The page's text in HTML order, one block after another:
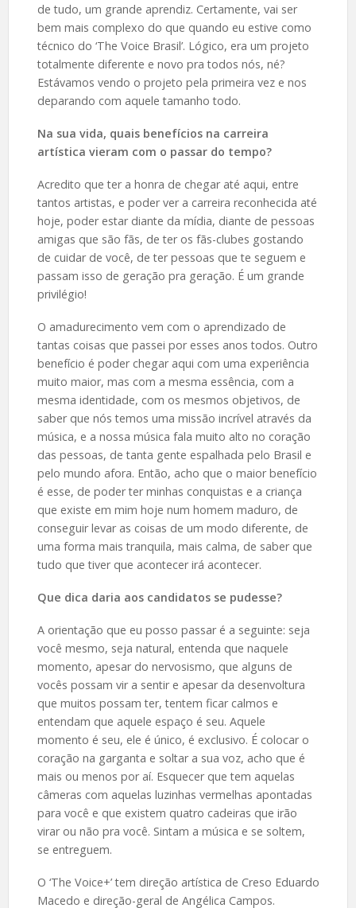
de tudo, um grande aprendiz. Certamente, vai ser
bem mais complexo do que quando eu estive como
técnico do ‘The Voice Brasil’. Lógico, era um projeto
totalmente diferente e novo pra todos nós, né?
Estávamos vendo o projeto pela primeira vez e nos
deparando com aquele tamanho todo.
Na sua vida, quais benefícios na carreira
artística vieram com o passar do tempo?
Acredito que ter a honra de chegar até aqui, entre
tantos artistas, e poder ver a carreira reconhecida até
hoje, poder estar diante da mídia, diante de pessoas
amigas que são fãs, de ter os fãs-clubes gostando
de cuidar de você, de ter pessoas que te seguem e
passam isso de geração pra geração. É um grande
privilégio!
O amadurecimento vem com o aprendizado de
tantas coisas que passei por esses anos todos. Outro
benefício é poder chegar aqui com uma experiência
muito maior, mas com a mesma essência, com a
mesma identidade, com os mesmos objetivos, de
saber que nós temos uma missão incrível através da
música, e a nossa música fala muito alto no coração
das pessoas, de tanta gente espalhada pelo Brasil e
pelo mundo afora. Então, acho que o maior benefício
é esse, de poder ter minhas conquistas e a criança
que existe em mim hoje num homem maduro, de
conseguir levar as coisas de um modo diferente, de
uma forma mais tranquila, mais calma, de saber que
tudo que tiver que acontecer irá acontecer.
Que dica daria aos candidatos se pudesse?
A orientação que eu posso passar é a seguinte: seja
você mesmo, seja natural, entenda que naquele
momento, apesar do nervosismo, que alguns de
vocês possam vir a sentir e apesar da desenvoltura
que muitos possam ter, tentem ficar calmos e
entendam que aquele espaço é seu. Aquele
momento é seu, ele é único, é exclusivo. É colocar o
coração na garganta e soltar a sua voz, acho que é
mais ou menos por aí. Esquecer que tem aquelas
câmeras com aquelas luzinhas vermelhas apontadas
para você e que existem quatro cadeiras que irão
virar ou não pra você. Sintam a música e se soltem,
se entreguem.
O ‘The Voice+’ tem direção artística de Creso Eduardo
Macedo e direção-geral de Angélica Campos.